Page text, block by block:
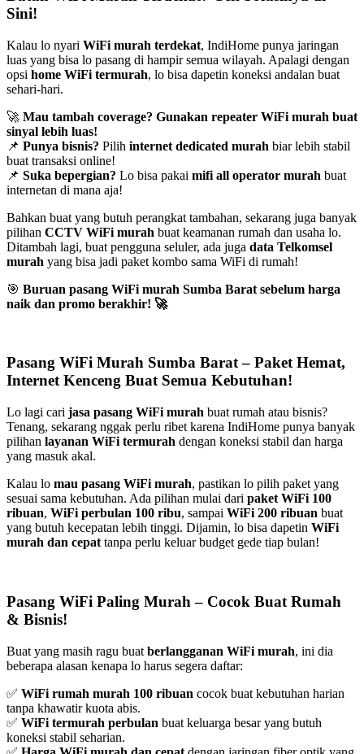
Sini!
Kalau lo nyari WiFi murah terdekat, IndiHome punya jaringan
luas yang bisa lo pasang di hampir semua wilayah. Apalagi dengan
opsi home WiFi termurah, lo bisa dapetin koneksi andalan buat
sehari-hari.
🚀 Mau tambah coverage? Gunakan repeater WiFi murah buat
sinyal lebih luas!
📌 Punya bisnis? Pilih internet dedicated murah biar lebih stabil
buat transaksi online!
📌 Suka bepergian? Lo bisa pakai mifi all operator murah buat
internetan di mana aja!
Bahkan buat yang butuh perangkat tambahan, sekarang juga banyak
pilihan CCTV WiFi murah buat keamanan rumah dan usaha lo.
Ditambah lagi, buat pengguna seluler, ada juga data Telkomsel
murah yang bisa jadi paket kombo sama WiFi di rumah!
🎯 Buruan pasang WiFi murah Sumba Barat sebelum harga
naik dan promo berakhir! 🚀
Pasang WiFi Murah Sumba Barat – Paket Hemat,
Internet Kenceng Buat Semua Kebutuhan!
Lo lagi cari jasa pasang WiFi murah buat rumah atau bisnis?
Tenang, sekarang nggak perlu ribet karena IndiHome punya banyak
pilihan layanan WiFi termurah dengan koneksi stabil dan harga
yang masuk akal.
Kalau lo mau pasang WiFi murah, pastikan lo pilih paket yang
sesuai sama kebutuhan. Ada pilihan mulai dari paket WiFi 100
ribuan, WiFi perbulan 100 ribu, sampai WiFi 200 ribuan buat
yang butuh kecepatan lebih tinggi. Dijamin, lo bisa dapetin WiFi
murah dan cepat tanpa perlu keluar budget gede tiap bulan!
Pasang WiFi Paling Murah – Cocok Buat Rumah
& Bisnis!
Buat yang masih ragu buat berlangganan WiFi murah, ini dia
beberapa alasan kenapa lo harus segera daftar:
✅ WiFi rumah murah 100 ribuan cocok buat kebutuhan harian
tanpa khawatir kuota abis.
✅ WiFi termurah perbulan buat keluarga besar yang butuh
koneksi stabil seharian.